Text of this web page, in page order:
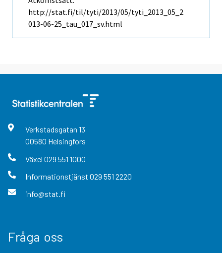
http://stat.fi/til/tyti/2013/05/tyti_2013_05_2
013-06-25_tau_017_sv.html
Verkstadsgatan 13
00580 Helsingfors
Växel 029 551 1000
Informationstjänst 029 551 2220
info@stat.fi
Fråga oss